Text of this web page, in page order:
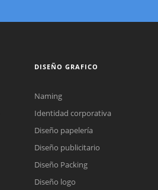
DISEÑO GRAFICO
Naming
Identidad corporativa
Diseño papelería
Diseño publicitario
Diseño Packing
Diseño logo